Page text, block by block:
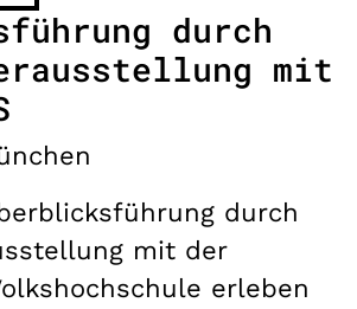
durch
mit
durch
mit der
erleben